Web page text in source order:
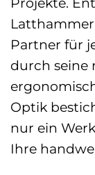
Partner für
durch seine
Optik
nur ein
Ihre